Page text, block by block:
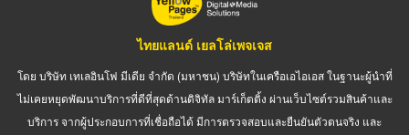
ไทยแลนด์ เยลโล่เพจเจส
โดย บริษัท เทเลอินโฟ มีเดีย จำกัด (มหาชน) บริษัทในเครือเอไอเอส ในฐานะผู้นำที่
ไม่เคยหยุดพัฒนาบริการที่ดีที่สุดด้านดิจิทัล มาร์เก็ตติ้ง ผ่านเว็บไซต์รวมสินค้าและ
บริการ จากผู้ประกอบการที่เชื่อถือได้ มีการตรวจสอบและยืนยันตัวตนจริง และ